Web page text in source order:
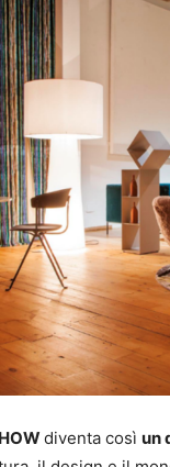
diventa così un